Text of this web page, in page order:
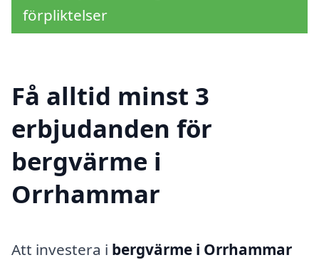
förpliktelser
Få alltid minst 3
erbjudanden för
bergvärme i
Orrhammar
Att investera i bergvärme i Orrhammar